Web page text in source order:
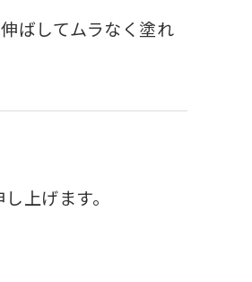
ばしてムラなく塗れ
上げます。